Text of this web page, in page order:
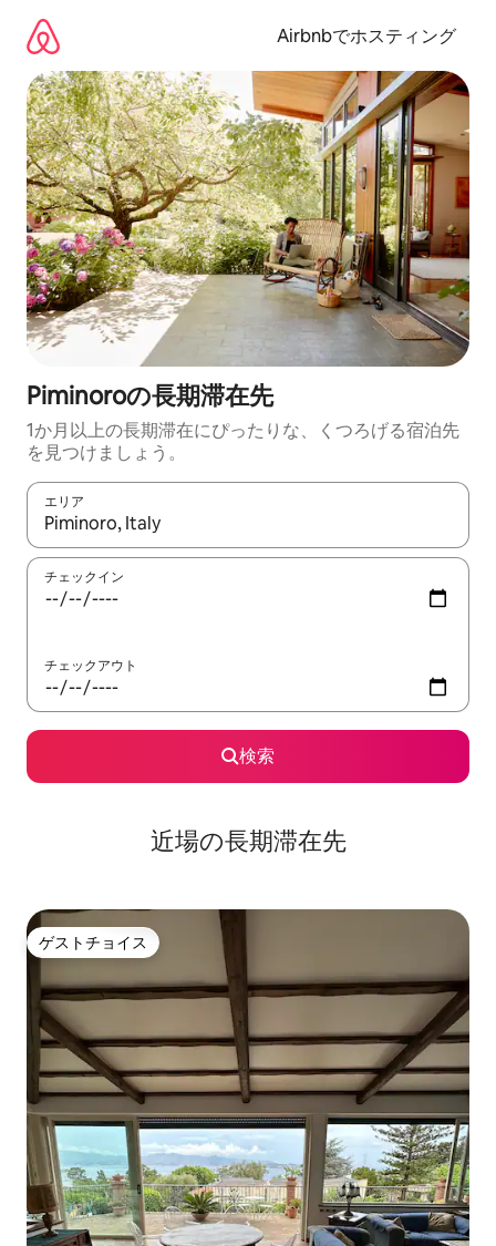
Airbnbでホスティング
Piminoroの長期滞在先
1か月以上の長期滞在にぴったりな、くつろげる宿泊先
を見つけましょう。
エリア
検索結果が表示されたら、上下の矢印キーを使って移動するか
チェックイン
チェックアウト
検索
近場の長期滞在先
ゲストチョイス
ゲストチョイス